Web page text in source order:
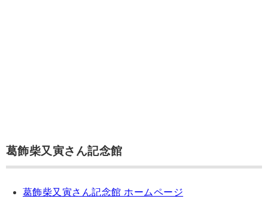
葛飾柴又寅さん記念館
葛飾柴又寅さん記念館 ホームページ